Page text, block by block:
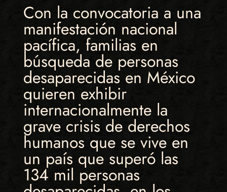
Con la convocatoria a una
manifestación nacional
pacífica, familias en
búsqueda de personas
desaparecidas en México
quieren exhibir
internacionalmente la
grave crisis de derechos
humanos que se vive en
un país que superó las
134 mil personas